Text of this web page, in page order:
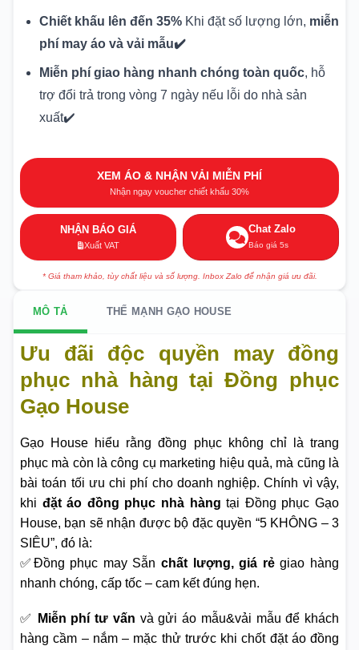
Chiết khấu lên đến 35% Khi đặt số lượng lớn, miễn
phí may áo và vải mẫu✔️
Miễn phí giao hàng nhanh chóng toàn quốc, hỗ
trợ đổi trả trong vòng 7 ngày nếu lỗi do nhà sản
xuất✔️
XEM ÁO & NHẬN VẢI MIỄN PHÍ
Nhận ngay voucher chiết khấu 30%
NHẬN BÁO GIÁ
Xuất VAT
Chat Zalo
Báo giá 5s
* Giá tham khảo, tùy chất liệu và số lượng. Inbox Zalo để nhận giá ưu đãi.
MÔ TẢ THẾ MẠNH GẠO HOUSE
Ưu đãi độc quyền may đồng
phục nhà hàng tại Đồng phục
Gạo House
Gạo House hiểu rằng đồng phục không chỉ là trang
phục mà còn là công cụ marketing hiệu quả, mà cũng là
bài toán tối ưu chi phí cho doanh nghiệp. Chính vì vậy,
khi đặt áo đồng phục nhà hàng tại Đồng phục Gạo
House, bạn sẽ nhận được bộ đặc quyền “5 KHÔNG – 3
SIÊU”, đó là:
✅Đồng phục may Sẵn chất lượng, giá rẻgiao hàng
nhanh chóng, cấp tốc – cam kết đúng hẹn.
✅ Miễn phí tư vấn và gửi áo mẫu&vải mẫu để khách
hàng cầm – nắm – mặc thử trước khi chốt đặt áo đồng